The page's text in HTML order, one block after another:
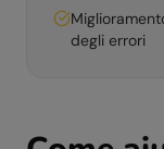
degli errori